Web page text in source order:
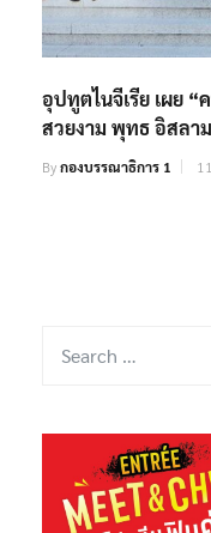
อุปทูตไนจีเรีย เผย
สวยงาม พุทธ อิสลา
Byกองบรรณาธิการ 1